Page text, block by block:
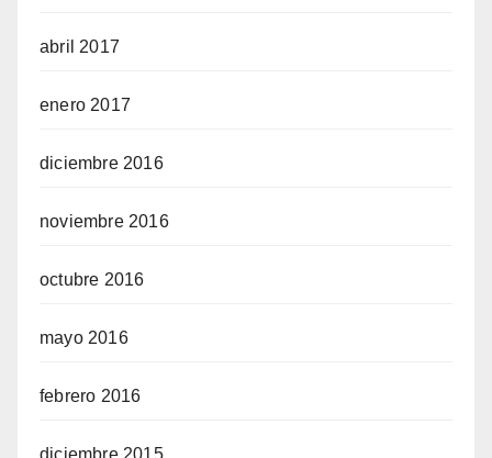
abril 2017
enero 2017
diciembre 2016
noviembre 2016
octubre 2016
mayo 2016
febrero 2016
diciembre 2015